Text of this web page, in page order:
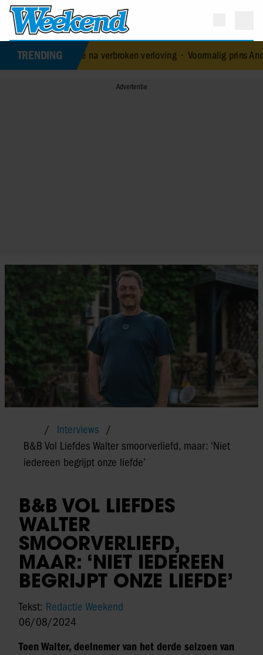
TRENDING
liefde na verbroken verloving•Voormalig prins Andrew werd
Interviews
B&B Vol Liefdes Walter smoorverliefd, maar: ‘Niet
iedereen begrijpt onze liefde’
B&B VOL LIEFDES
WALTER
SMOORVERLIEFD,
MAAR: ‘NIET IEDEREEN
BEGRIJPT ONZE LIEFDE’
Tekst: Redactie Weekend
06/08/2024
Toen Walter, deelnemer van het derde seizoen van